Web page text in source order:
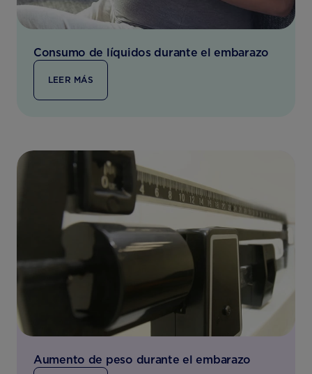
Consumo de líquidos durante el embarazo
LEER MÁS
Aumento de peso durante el embarazo